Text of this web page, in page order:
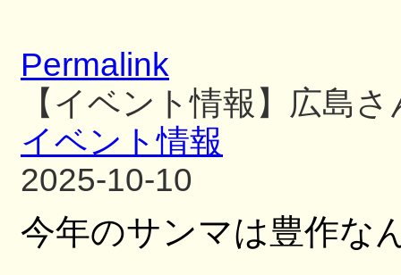
Permalink
【イベント情報】広島
イベント情報
2025-10-10
今年のサンマは豊作な